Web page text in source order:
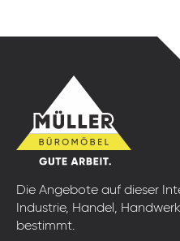
Die Angebote auf dieser
Industrie, Handel,
bestimmt.